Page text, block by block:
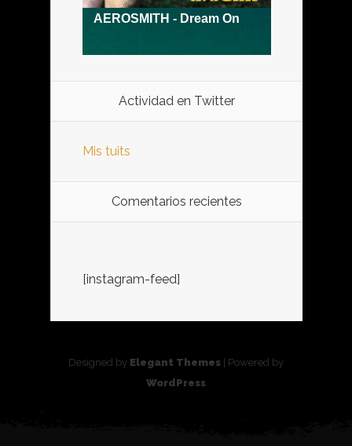
Actividad en Twitter
Mis tuits
Comentarios recientes
[instagram-feed]
Designed by Elegant Themes | Powered by
WordPress